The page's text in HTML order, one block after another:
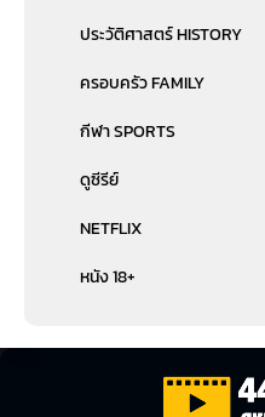
ประวัติศาสตร์ HISTORY
ครอบครัว FAMILY
กีฬา SPORTS
ดูซีรีย์
NETFLIX
หนัง 18+